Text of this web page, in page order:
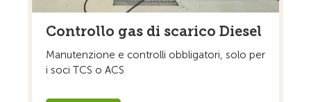
Controllo gas di scarico Diesel
Manutenzione e controlli obbligatori, solo per
i soci TCS o ACS